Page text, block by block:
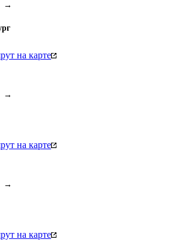
→
на карте
→
на карте
→
на карте